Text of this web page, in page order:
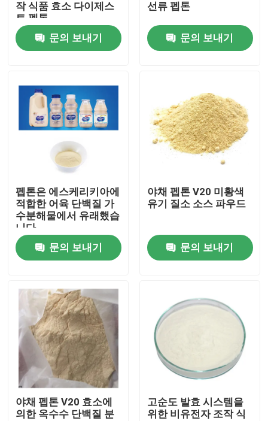
회사 소개
제품 소개
유기질 비료 파우더
공장 비료 분말
아미노산 비료 분말
피쉬 공급 첨가제
헴 철 가루
가금 사료 첨가제
작 식품 효소 다이제스
트 펩톤
문의 보내기
선류 펩톤
문의 보내기
펩톤은 에스케리키아에
적합한 어육 단백질 가
수분해물에서 유래했습
니다
문의 보내기
야채 펩톤 V20 미황색
유기 질소 소스 파우드
문의 보내기
야채 펩톤 V20 효소에
의한 옥수수 단백질 분
고순도 발효 시스템을
위한 비유전자 조작 식